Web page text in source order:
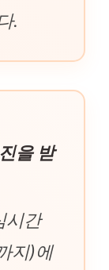
.
을 받
시간
지)에